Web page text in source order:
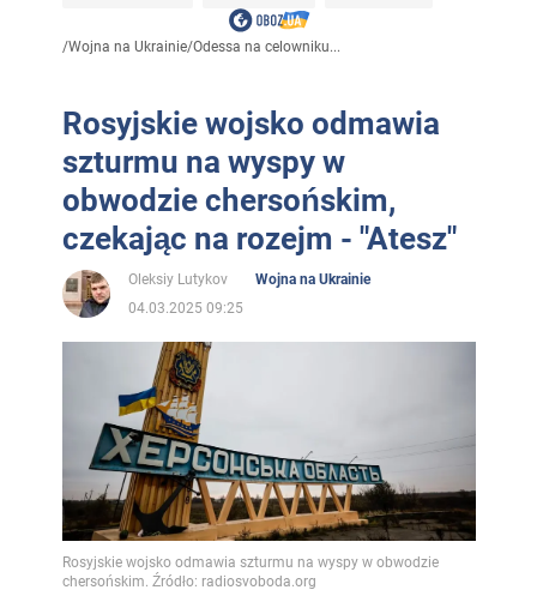
/Wojna na Ukrainie/Odessa na celowniku...
Rosyjskie wojsko odmawia
szturmu na wyspy w
obwodzie chersońskim,
czekając na rozejm - "Atesz"
Oleksiy Lutykov
Wojna na Ukrainie
04.03.2025 09:25
Rosyjskie wojsko odmawia szturmu na wyspy w obwodzie
chersońskim. Źródło: radiosvoboda.org